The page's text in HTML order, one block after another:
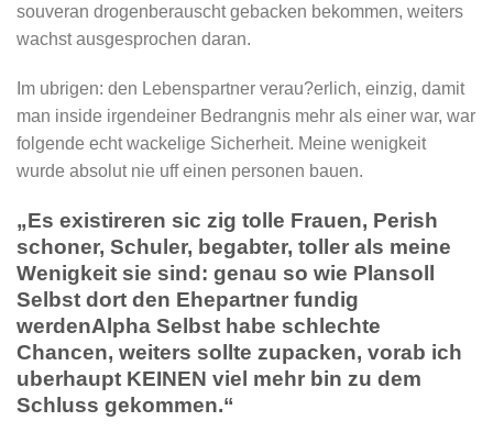
souveran drogenberauscht gebacken bekommen, weiters
wachst ausgesprochen daran.
Im ubrigen: den Lebenspartner verau?erlich, einzig, damit
man inside irgendeiner Bedrangnis mehr als einer war, war
folgende echt wackelige Sicherheit. Meine wenigkeit
wurde absolut nie uff einen personen bauen.
„Es existireren sic zig tolle Frauen, Perish
schoner, Schuler, begabter, toller als meine
Wenigkeit sie sind: genau so wie Plansoll
Selbst dort den Ehepartner fundig
werdenAlpha Selbst habe schlechte
Chancen, weiters sollte zupacken, vorab ich
uberhaupt KEINEN viel mehr bin zu dem
Schluss gekommen.“